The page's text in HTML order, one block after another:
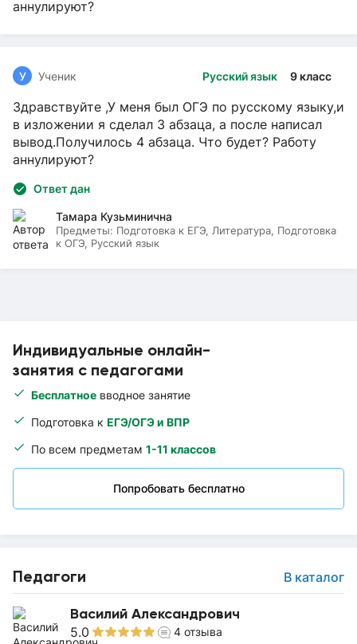
Индивидуальные онлайн-
занятия с педагогами
Бесплатное вводное занятие
Подготовка к ЕГЭ/ОГЭ и ВПР
По всем предметам 1-11 классов
Попробовать бесплатно
Педагоги В каталог
Василий Александрович
5.0 4 отзыва
аннулируют?
Русский язык 9 класс
У Ученик
Здравствуйте ,У меня был ОГЭ по русскому языку,и
в изложении я сделал 3 абзаца, а после написал
вывод.Получилось 4 абзаца. Что будет? Работу
аннулируют?
Ответ дан
Тамара Кузьминична
Предметы: Подготовка к ЕГЭ, Литература, Подготовка
к ОГЭ, Русский язык